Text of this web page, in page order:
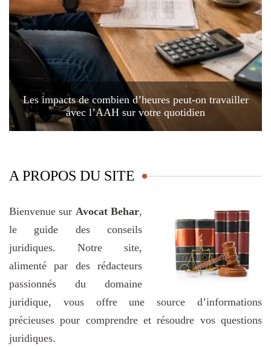
Les impacts de combien d’heures peut-on travailler
avec l’AAH sur votre quotidien
A PROPOS DU SITE
Bienvenue sur Avocat Behar,
le guide des conseils
juridiques. Notre site,
alimenté par des rédacteurs
passionnés du domaine
juridique, vous offre une source d’informations
précieuses pour comprendre et résoudre vos questions
juridiques.